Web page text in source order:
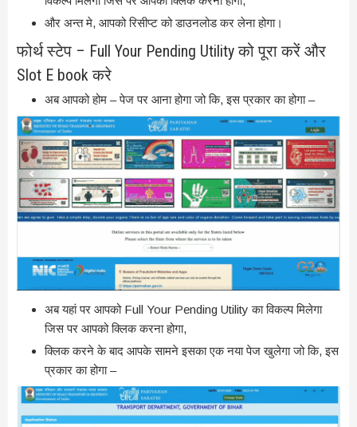
और अन्त मे, आपको रिसीप्ट को डाउनलोड कर लेना होगा।
फोर्थ स्टेप – Full Your Pending Utility को पूरा करें और
Slot E book करे
अब आपको होम – पेज पर आना होगा जो कि, इस प्रकार का होगा –
अब यहां पर आपको Full Your Pending Utility का विकल्प मिलेगा
जिस पर आपको क्लिक करना होगा,
क्लिक करने के बाद आपके सामने इसका एक नया पेज खुलेगा जो कि, इस
प्रकार का होगा –